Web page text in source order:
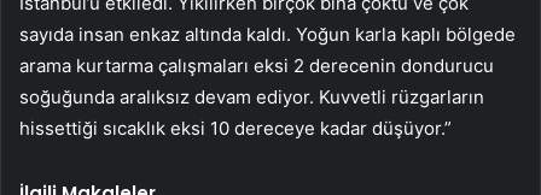
sayıda insan enkaz altında kaldı. Yoğun karla kaplı bölgede
arama kurtarma çalışmaları eksi 2 derecenin dondurucu
soğuğunda aralıksız devam ediyor. Kuvvetli rüzgarların
hissettiği sıcaklık eksi 10 dereceye kadar düşüyor.”